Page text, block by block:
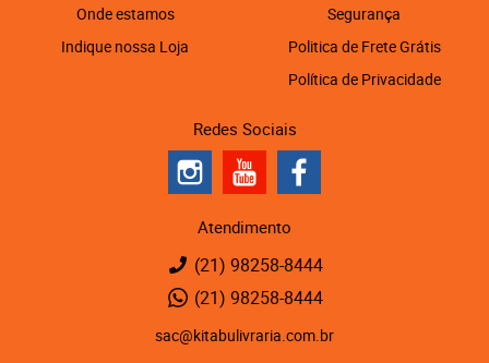
Onde estamos
Indique nossa Loja
Segurança
Politica de Frete Grátis
Política de Privacidade
Redes Sociais
Atendimento
(21) 98258-8444
(21) 98258-8444
sac@kitabulivraria.com.br